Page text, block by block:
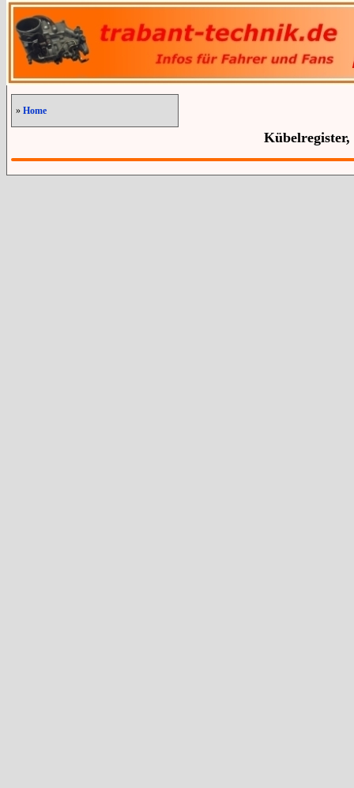
» Home
Kübelregister,